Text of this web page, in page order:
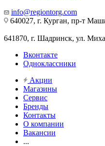
info@regiontorg.com
640027, г. Курган, пр-т
641870, г. Шадринск, ул.
Вконтакте
Одноклассники
Акции
Магазины
Сервис
Бренды
Контакты
О компании
Вакансии
...